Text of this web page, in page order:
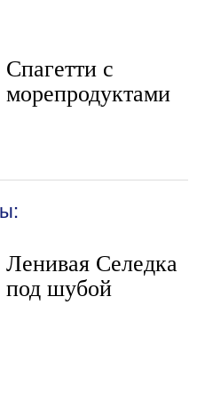
Спагетти с
морепродуктами
Ленивая Селедка
под шубой